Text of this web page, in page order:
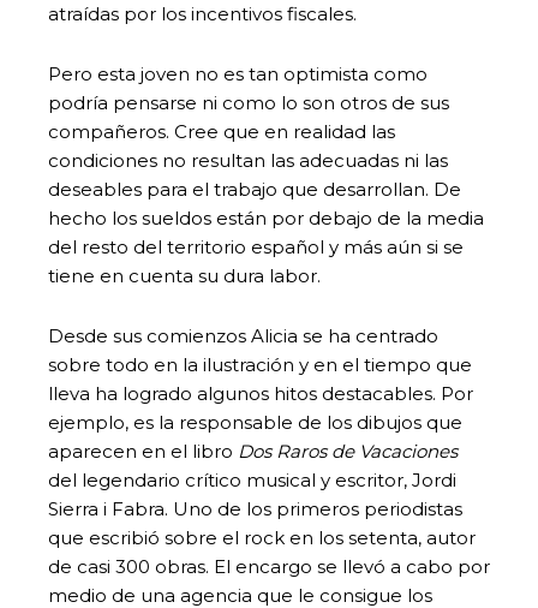
atraídas por los incentivos fiscales.
Pero esta joven no es tan optimista como
podría pensarse ni como lo son otros de sus
compañeros. Cree que en realidad las
condiciones no resultan las adecuadas ni las
deseables para el trabajo que desarrollan. De
hecho los sueldos están por debajo de la media
del resto del territorio español y más aún si se
tiene en cuenta su dura labor.
Desde sus comienzos Alicia se ha centrado
sobre todo en la ilustración y en el tiempo que
lleva ha logrado algunos hitos destacables. Por
ejemplo, es la responsable de los dibujos que
aparecen en el libro Dos Raros de Vacaciones
del legendario crítico musical y escritor, Jordi
Sierra i Fabra. Uno de los primeros periodistas
que escribió sobre el rock en los setenta, autor
de casi 300 obras. El encargo se llevó a cabo por
medio de una agencia que le consigue los